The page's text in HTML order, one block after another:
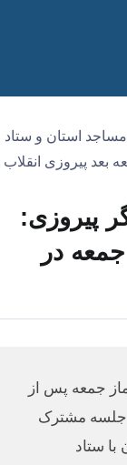
استان و ستاد
بعد پیروزی انقلاب
پیروزی:
در
جمعه پس از
جلسه مشترک
با ستاد